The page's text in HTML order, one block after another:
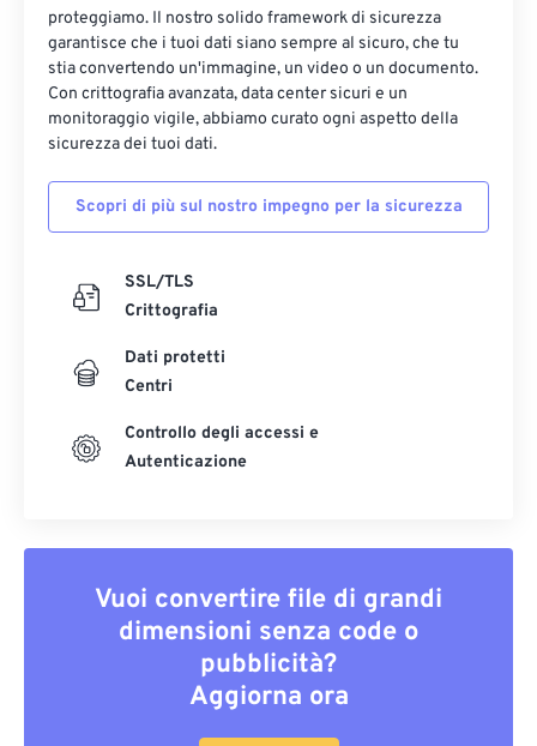
proteggiamo. Il nostro solido framework di sicurezza
garantisce che i tuoi dati siano sempre al sicuro, che tu
stia convertendo un'immagine, un video o un documento.
Con crittografia avanzata, data center sicuri e un
monitoraggio vigile, abbiamo curato ogni aspetto della
sicurezza dei tuoi dati.
Scopri di più sul nostro impegno per la sicurezza
SSL/TLS
Crittografia
Dati protetti
Centri
Controllo degli accessi e
Autenticazione
Vuoi convertire file di grandi
dimensioni senza code o
pubblicità?
Aggiorna ora